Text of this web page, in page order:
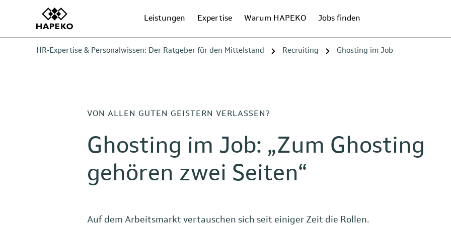
Leistungen Expertise Warum HAPEKO Jobs finden
HR-Expertise & Personalwissen: Der Ratgeber für den Mittelstand Recruiting Ghosting im Job
VON ALLEN GUTEN GEISTERN VERLASSEN?
Ghosting im Job: „Zum Ghosting
gehören zwei Seiten“
Auf dem Arbeitsmarkt vertauschen sich seit einiger Zeit die Rollen.